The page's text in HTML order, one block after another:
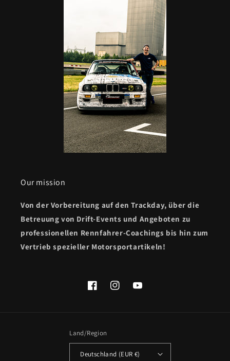
Our mission
Von der Vorbereitung auf den Trackday, über die
Betreuung von Drift-Events und Angeboten zu
professionellen Rennfahrer-Coachings bis hin zum
Vertrieb spezieller Motorsportartikeln!
FacebookInstagramYouTube
Land/Region
Deutschland (EUR €)